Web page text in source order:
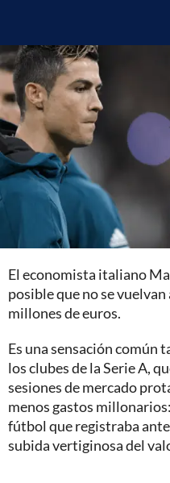
El economista italiano
posible que no se
millones de euros.
Es una sensación común
los clubes de la Serie A,
sesiones de mercado
menos gastos
fútbol que registraba
subida vertiginosa del